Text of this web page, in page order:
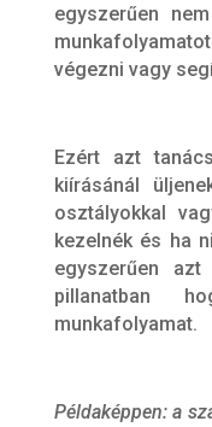
egyszerűen
végezni vagy
Ezért azt
kiírásánál
osztályokkal
kezelnék és ha
egyszerűen
pillanatban
munkafolyamat.
Példaképpen: a